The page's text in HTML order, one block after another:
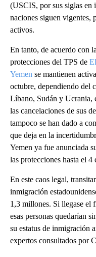
(USCIS, por sus siglas en
naciones siguen vigentes,
activos.
En tanto, de acuerdo con
protecciones del TPS de
Yemen se mantienen
octubre, dependiendo del
Líbano, Sudán y Ucrania,
las cancelaciones de sus
tampoco se han dado a
que deja en la
Yemen ya fue anunciada
las protecciones hasta el 4
En este caos legal,
inmigración
1,3 millones. Si llegase el
esas personas quedarían
su estatus de inmigración
expertos consultados por